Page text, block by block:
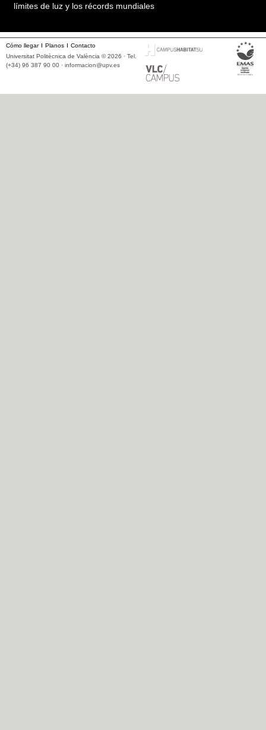
límites de luz y los récords mundiales
Cómo llegar Planos
Contacto
Universitat Politècnica de València © 2026 · Tel.
(+34) 96 387 90 00 · informacion@upv.es